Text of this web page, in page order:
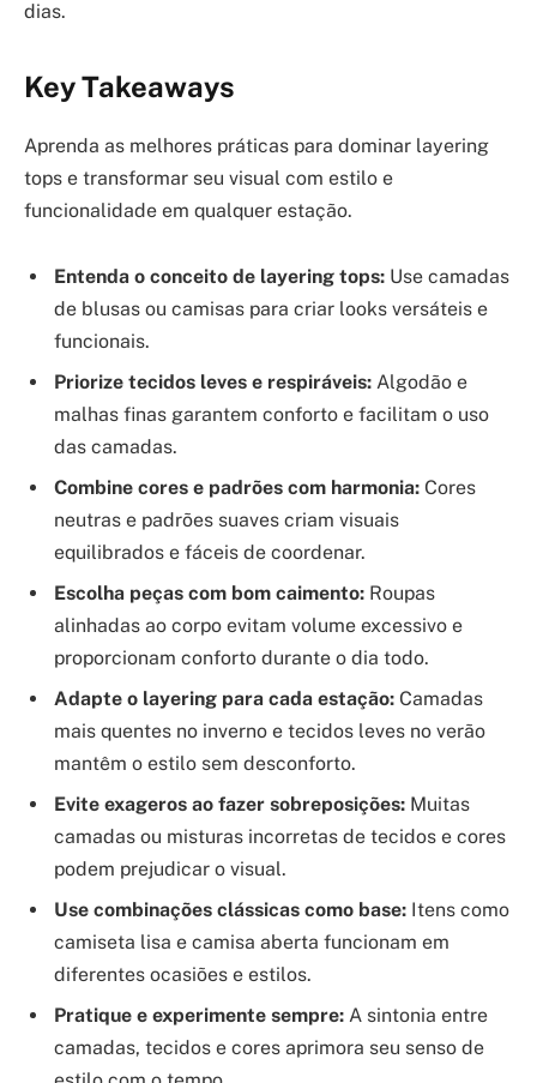
dias.
Key Takeaways
Aprenda as melhores práticas para dominar layering
tops e transformar seu visual com estilo e
funcionalidade em qualquer estação.
Entenda o conceito de layering tops: Use camadas
de blusas ou camisas para criar looks versáteis e
funcionais.
Priorize tecidos leves e respiráveis: Algodão e
malhas finas garantem conforto e facilitam o uso
das camadas.
Combine cores e padrões com harmonia: Cores
neutras e padrões suaves criam visuais
equilibrados e fáceis de coordenar.
Escolha peças com bom caimento: Roupas
alinhadas ao corpo evitam volume excessivo e
proporcionam conforto durante o dia todo.
Adapte o layering para cada estação: Camadas
mais quentes no inverno e tecidos leves no verão
mantêm o estilo sem desconforto.
Evite exageros ao fazer sobreposições: Muitas
camadas ou misturas incorretas de tecidos e cores
podem prejudicar o visual.
Use combinações clássicas como base: Itens como
camiseta lisa e camisa aberta funcionam em
diferentes ocasiões e estilos.
Pratique e experimente sempre: A sintonia entre
camadas, tecidos e cores aprimora seu senso de